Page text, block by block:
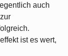
auch
ist es wert,